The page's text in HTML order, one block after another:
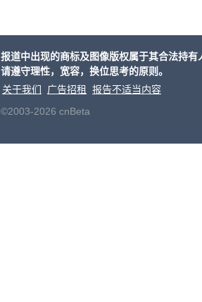
算法
报道中出现的商标及图像版权属于其合法持
请遵守理性，宽容，换位思考的原则。
关于我们
广告招租
报告不适当内容
©2003-2026 cnBeta